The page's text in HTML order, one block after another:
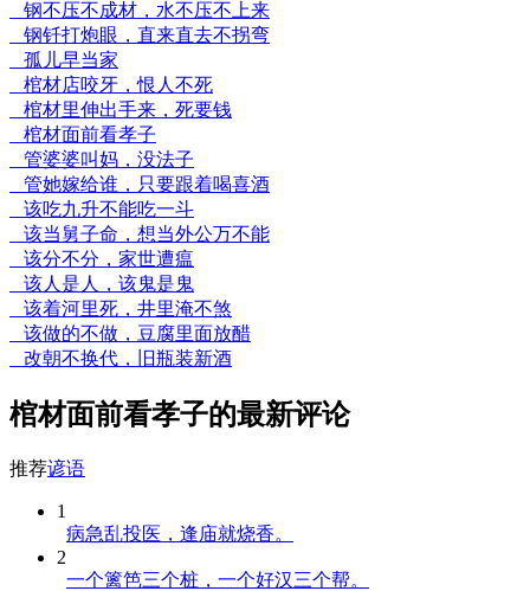
钢不压不成材，水不压不上来
钢钎打炮眼，直来直去不拐弯
孤儿早当家
棺材店咬牙，恨人不死
棺材里伸出手来，死要钱
棺材面前看孝子
管婆婆叫妈，没法子
管她嫁给谁，只要跟着喝喜酒
该吃九升不能吃一斗
该当舅子命，想当外公万不能
该分不分，家世遭瘟
该人是人，该鬼是鬼
该着河里死，井里淹不煞
该做的不做，豆腐里面放醋
改朝不换代，旧瓶装新酒
棺材面前看孝子的最新评论
推荐谚语
1
病急乱投医，逢庙就烧香。
2
一个篱笆三个桩，一个好汉三个帮。